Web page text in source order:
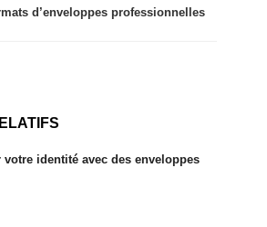
d’enveloppes professionnelles
votre identité avec des enveloppes